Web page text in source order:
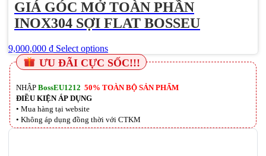
GIÁ GÓC MỞ TOÀN PHẦN
INOX304 SỢI FLAT BOSSEU
9,000,000 ₫ Select options
ƯU ĐÃI CỰC SỐC!!!
NHẬP BossEU1212 50% TOÀN BỘ SẢN PHẨM
ĐIỀU KIỆN ÁP DỤNG
• Mua hàng tại website
• Không áp dụng đồng thời với CTKM